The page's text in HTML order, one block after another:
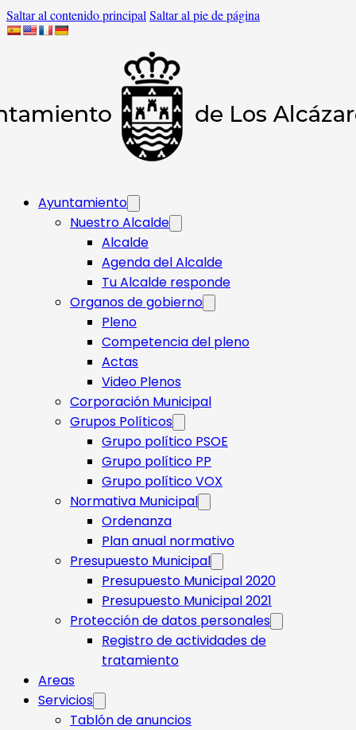
Saltar al contenido principal Saltar al pie de página
Ayuntamiento
Nuestro Alcalde
Alcalde
Agenda del Alcalde
Tu Alcalde responde​
Organos de gobierno
Pleno
Competencia del pleno
Actas
Video Plenos
Corporación Municipal
Grupos Políticos
Grupo político PSOE
Grupo político PP
Grupo político VOX
Normativa Municipal
Ordenanza
Plan anual normativo
Presupuesto Municipal
Presupuesto Municipal 2020
Presupuesto Municipal 2021
Protección de datos personales
Registro de actividades de
tratamiento
Areas
Servicios
Tablón de anuncios